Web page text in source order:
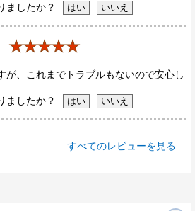
ましたか？
★★★★★
が、これまでトラブルもないので安心し
ましたか？
すべてのレビューを見る